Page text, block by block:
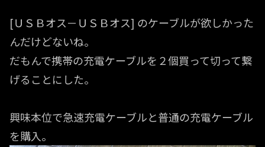
[ＵＳＢオス－ＵＳＢオス] のケーブルが欲しかった
んだけどないね。
だもんで携帯の充電ケーブルを２個買って切って繋
げることにした。
興味本位で急速充電ケーブルと普通の充電ケーブル
を購入。